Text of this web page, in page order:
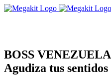
BOSS VENEZUELA
Agudiza tus sentidos